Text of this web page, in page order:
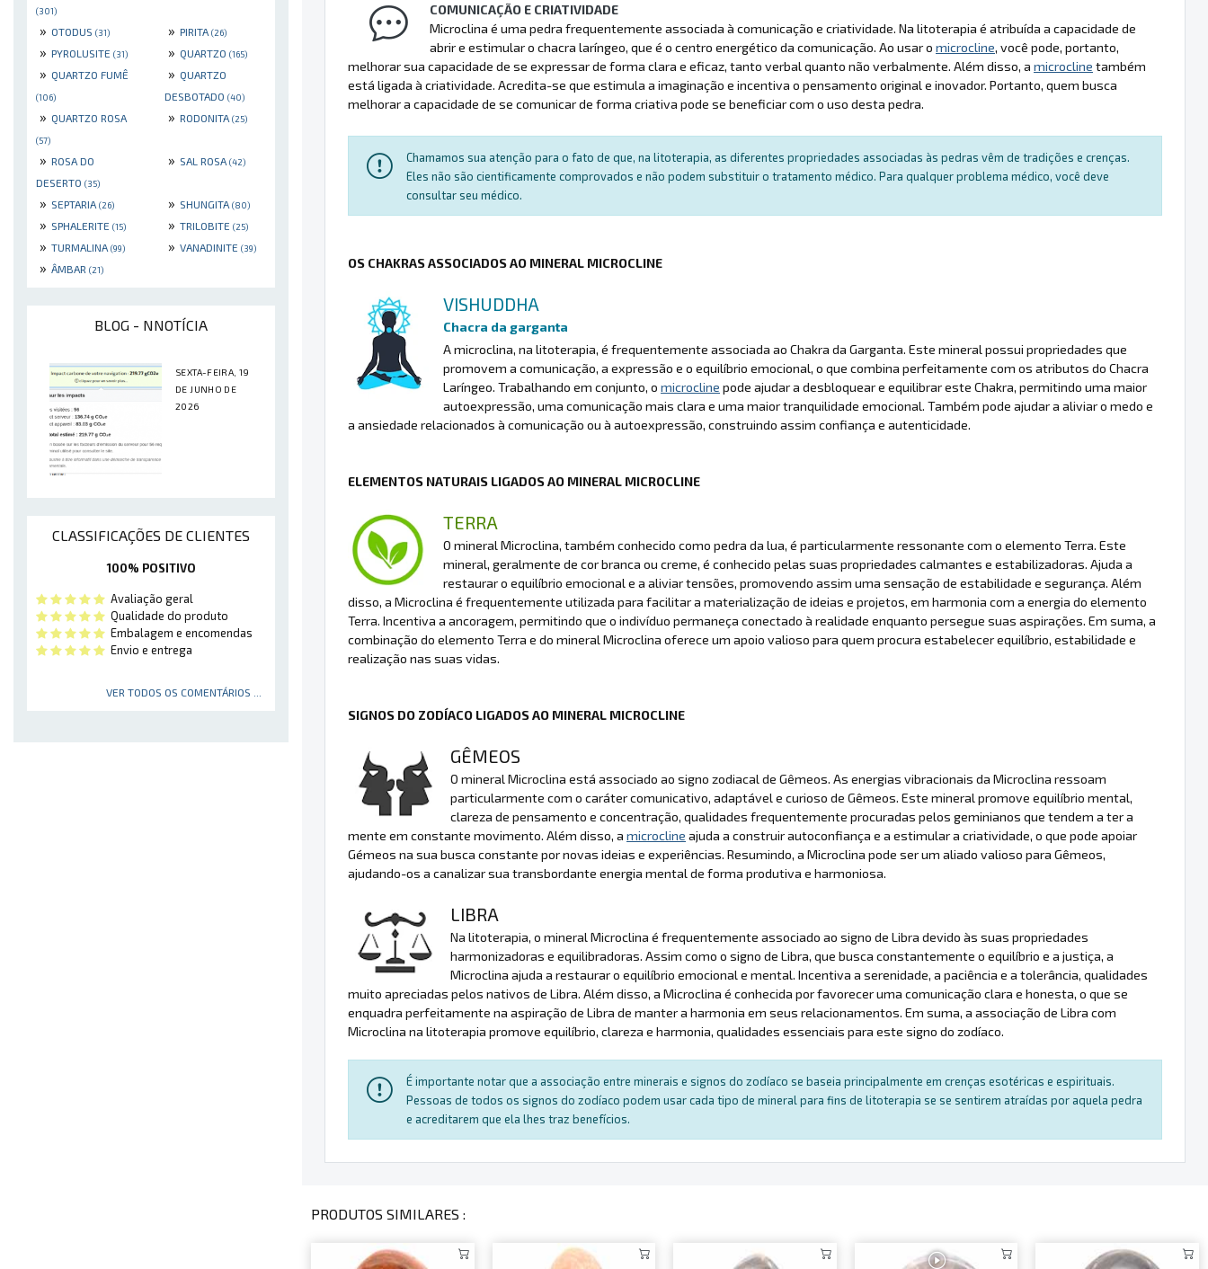
(301)
» OTODUS (31) » PIRITA (26)
» PYROLUSITE (31) » QUARTZO (165)
» QUARTZO FUMÊ
(106)
» QUARTZO
DESBOTADO (40)
» QUARTZO ROSA
(57)
» RODONITA (25)
» ROSA DO
DESERTO (35)
» SAL ROSA (42)
» SEPTARIA (26) » SHUNGITA (80)
» SPHALERITE (15) » TRILOBITE (25)
» TURMALINA (99) » VANADINITE (39)
» ÂMBAR (21)
BLOG - NNOTÍCIA
SEXTA-FEIRA, 19
DE JUNHO DE
2026
CLASSIFICAÇÕES DE CLIENTES
100% POSITIVO
Avaliação geral
Qualidade do produto
Embalagem e encomendas
Envio e entrega
VER TODOS OS COMENTÁRIOS ...
COMUNICAÇÃO E CRIATIVIDADE
Microclina é uma pedra frequentemente associada à comunicação e criatividade. Na litoterapia é atribuída a capacidade de
abrir e estimular o chacra laríngeo, que é o centro energético da comunicação. Ao usar o microcline, você pode, portanto,
melhorar sua capacidade de se expressar de forma clara e eficaz, tanto verbal quanto não verbalmente. Além disso, a microcline também
está ligada à criatividade. Acredita-se que estimula a imaginação e incentiva o pensamento original e inovador. Portanto, quem busca
melhorar a capacidade de se comunicar de forma criativa pode se beneficiar com o uso desta pedra.
Chamamos sua atenção para o fato de que, na litoterapia, as diferentes propriedades associadas às pedras vêm de tradições e crenças.
Eles não são cientificamente comprovados e não podem substituir o tratamento médico. Para qualquer problema médico, você deve
consultar seu médico.
OS CHAKRAS ASSOCIADOS AO MINERAL MICROCLINE
VISHUDDHA
Chacra da garganta
A microclina, na litoterapia, é frequentemente associada ao Chakra da Garganta. Este mineral possui propriedades que
promovem a comunicação, a expressão e o equilíbrio emocional, o que combina perfeitamente com os atributos do Chacra
Laríngeo. Trabalhando em conjunto, o microcline pode ajudar a desbloquear e equilibrar este Chakra, permitindo uma maior
autoexpressão, uma comunicação mais clara e uma maior tranquilidade emocional. Também pode ajudar a aliviar o medo e
a ansiedade relacionados à comunicação ou à autoexpressão, construindo assim confiança e autenticidade.
ELEMENTOS NATURAIS LIGADOS AO MINERAL MICROCLINE
TERRA
O mineral Microclina, também conhecido como pedra da lua, é particularmente ressonante com o elemento Terra. Este
mineral, geralmente de cor branca ou creme, é conhecido pelas suas propriedades calmantes e estabilizadoras. Ajuda a
restaurar o equilíbrio emocional e a aliviar tensões, promovendo assim uma sensação de estabilidade e segurança. Além
disso, a Microclina é frequentemente utilizada para facilitar a materialização de ideias e projetos, em harmonia com a energia do elemento
Terra. Incentiva a ancoragem, permitindo que o indivíduo permaneça conectado à realidade enquanto persegue suas aspirações. Em suma, a
combinação do elemento Terra e do mineral Microclina oferece um apoio valioso para quem procura estabelecer equilíbrio, estabilidade e
realização nas suas vidas.
SIGNOS DO ZODÍACO LIGADOS AO MINERAL MICROCLINE
GÊMEOS
O mineral Microclina está associado ao signo zodiacal de Gêmeos. As energias vibracionais da Microclina ressoam
particularmente com o caráter comunicativo, adaptável e curioso de Gêmeos. Este mineral promove equilíbrio mental,
clareza de pensamento e concentração, qualidades frequentemente procuradas pelos geminianos que tendem a ter a
mente em constante movimento. Além disso, a microcline ajuda a construir autoconfiança e a estimular a criatividade, o que pode apoiar
Gémeos na sua busca constante por novas ideias e experiências. Resumindo, a Microclina pode ser um aliado valioso para Gêmeos,
ajudando-os a canalizar sua transbordante energia mental de forma produtiva e harmoniosa.
LIBRA
Na litoterapia, o mineral Microclina é frequentemente associado ao signo de Libra devido às suas propriedades
harmonizadoras e equilibradoras. Assim como o signo de Libra, que busca constantemente o equilíbrio e a justiça, a
Microclina ajuda a restaurar o equilíbrio emocional e mental. Incentiva a serenidade, a paciência e a tolerância, qualidades
muito apreciadas pelos nativos de Libra. Além disso, a Microclina é conhecida por favorecer uma comunicação clara e honesta, o que se
enquadra perfeitamente na aspiração de Libra de manter a harmonia em seus relacionamentos. Em suma, a associação de Libra com
Microclina na litoterapia promove equilíbrio, clareza e harmonia, qualidades essenciais para este signo do zodíaco.
É importante notar que a associação entre minerais e signos do zodíaco se baseia principalmente em crenças esotéricas e espirituais.
Pessoas de todos os signos do zodíaco podem usar cada tipo de mineral para fins de litoterapia se se sentirem atraídas por aquela pedra
e acreditarem que ela lhes traz benefícios.
PRODUTOS SIMILARES :